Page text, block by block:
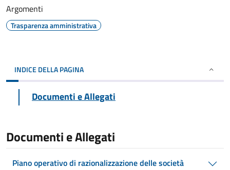
Argomenti
Trasparenza amministrativa
INDICE DELLA PAGINA
Documenti e Allegati
Documenti e Allegati
Piano operativo di razionalizzazione delle società